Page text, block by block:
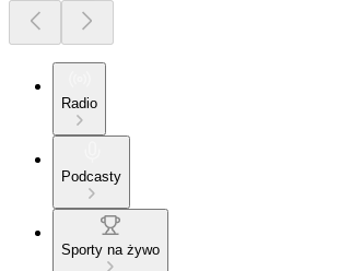
Radio
Podcasty
Sporty na żywo